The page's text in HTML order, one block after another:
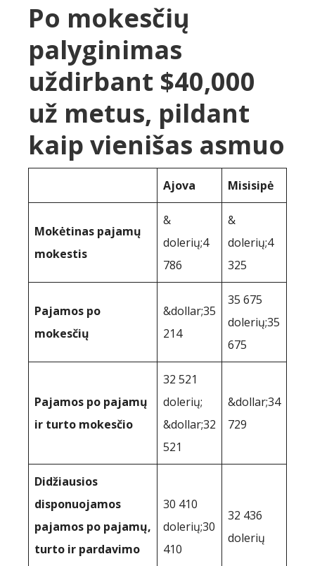
Po mokesčių
palyginimas
uždirbant $40,000
už metus, pildant
kaip vienišas asmuo
Ajova Misisipė
Mokėtinas pajamų
mokestis
&
dolerių;4
786
&
dolerių;4
325
Pajamos po
mokesčių
&dollar;35
214
35 675
dolerių;35
675
Pajamos po pajamų
ir turto mokesčio
32 521
dolerių;
&dollar;32
521
&dollar;34
729
Didžiausios
disponuojamos
pajamos po pajamų,
turto ir pardavimo
30 410
dolerių;30
410
32 436
dolerių